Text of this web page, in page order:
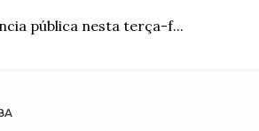
pública nesta terça-f...